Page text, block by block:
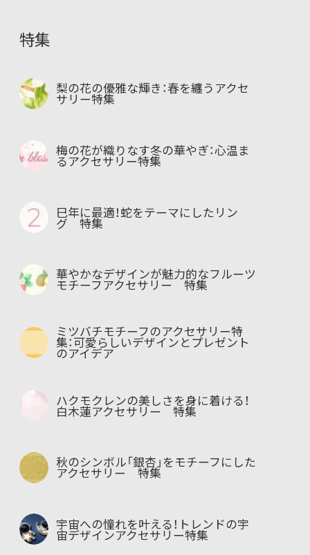
特集
梨の花の優雅な輝き：春を纏うアクセ
サリー特集
梅の花が織りなす冬の華やぎ：心温ま
るアクセサリー特集
巳年に最適！蛇をテーマにしたリン
グ 特集
華やかなデザインが魅力的なフルーツ
モチーフアクセサリー 特集
ミツバチモチーフのアクセサリー特
集：可愛らしいデザインとプレゼント
のアイデア
ハクモクレンの美しさを身に着ける！
白木蓮アクセサリー 特集
秋のシンボル「銀杏」をモチーフにした
アクセサリー 特集
宇宙への憧れを叶える！トレンドの宇
宙デザインアクセサリー特集